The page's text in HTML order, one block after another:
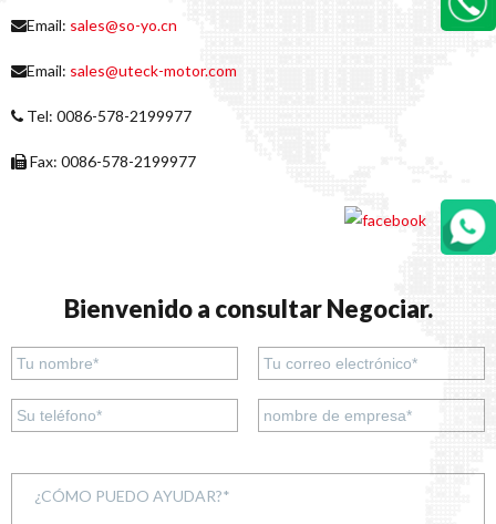
Email: sales@so-yo.cn
Email: sales@uteck-motor.com
Tel: 0086-578-2199977
Fax: 0086-578-2199977
Bienvenido a consultar Negociar.